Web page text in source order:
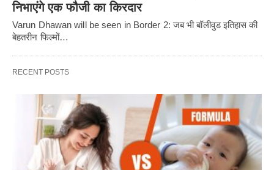
निभाएंगे एक फौजी का किरदार
Varun Dhawan will be seen in Border 2: जब भी बॉलीवुड इतिहास की
बेहतरीन फिल्मों…
RECENT POSTS